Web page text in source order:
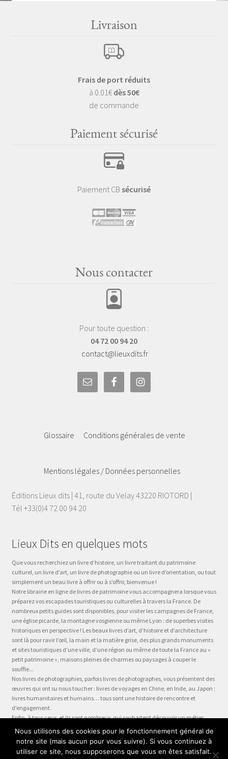
Livraison
Frais de port réduits
à 0.01€ dès 50€
de commande
Paiement sécurisé
Paiement CB sécurisé
Nous contacter
Pour toute question :
04 72 00 94 20
contact@lieuxdits.fr
Glossaire Conditions générales de vente
Mentions légales / Données personnelles
Éditions Lieux dits | 41, route du Velay 43220 RIOTORD |
Tél +33(0)4 72 00 94 20
Lieux Dits en quelques mots
Que vous recherchiez un livre d’histoire, un livre traitant du patrimoine
culturel, un livre d’art, un livre de photographie ou un livre d’orientation, ou tout
simplement un beau livre à offrir ou à s’offrir, bienvenue !
Notre librairie en ligne de livres de patrimoine vous accompagnera lorsque vous
préparez vos escapades touristiques ou culturelles à travers la France. De
nombreux petits guides sont disponibles, pour visiter les campagnes de France,
une église picarde, la montagne vosgienne ou même Lyon : de superbes visites
historiques en perspective ! Les beaux livres d’art, d’histoire et d’architecture
sont là pour ravir l’œil, la main et la matière grise, des plus grands monuments
et sites touristiques d’une ville, d’une région ou même de toute la France au «
petit patrimoine », maisons pleines de charmes ou paysages à couper le
souffle...
Nos livres de photographies, parfois livres de photographes, vous présentent des
œuvres qui ont su nous toucher : livres de voyages en Chine, en Inde, au Japon ;
livres humanitaires et humains… tous sont une histoire de rencontre et
d’engagement.
Enfin, à tous ceux, et ils sont nombreux, qui souhaitent découvrir un métier,
préparer leur formation ou choisir leur orientation, à la question « quel métier ?
» nous dédions la collection Être, véritable panorama du monde du travail, plus
qu’un guide des métiers, plus qu’une fiche métier… un test métier, un « stage
en entreprise dans votre fauteuil » !
Nous utilisons des cookies pour le fonctionnement général de
notre site (mais aucun pour vous suivre). Si vous continuez à
utiliser ce site, nous supposerons que vous en êtes satisfait.